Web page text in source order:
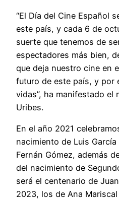
“El Día del Cine Español
este país, y cada 6 de
suerte que tenemos de
espectadores más bien,
que deja nuestro cine en
futuro de este país, y por
vidas”, ha manifestado el
Uribes.
En el año 2021
nacimiento de Luis
Fernán Gómez, además
del nacimiento de
será el centenario de
2023, los de Ana